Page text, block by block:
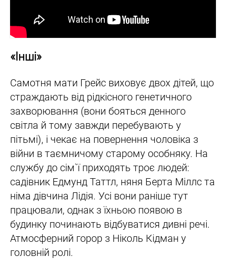
«Інші»
Самотня мати Грейс виховує двох дітей, що
страждають від рідкісного генетичного
захворювання (вони бояться денного
світла й тому завжди перебувають у
пітьмі), і чекає на повернення чоловіка з
війни в таємничому старому особняку. На
службу до сім`ї приходять троє людей:
садівник Едмунд Таттл, няня Берта Міллс та
німа дівчина Лідія. Усі вони раніше тут
працювали, однак з їхньою появою в
будинку починають відбуватися дивні речі.
Атмосферний горор з Ніколь Кідман у
головній ролі.